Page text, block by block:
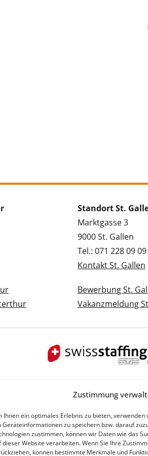
Zustimmung
Ihnen ein optimales Erlebnis zu bieten, verwenden
Geräteinformationen zu speichern bzw. darauf
zustimmen, können wir Daten wie das
dieser Website verarbeiten. Wenn Sie Ihre
können bestimmte Merkmale und
Standort St.
Marktgasse 3
9000 St. Gallen
Tel.: 071 228 09 09
Kontakt St. Gallen
Bewerbung St.
Vakanzmeldung